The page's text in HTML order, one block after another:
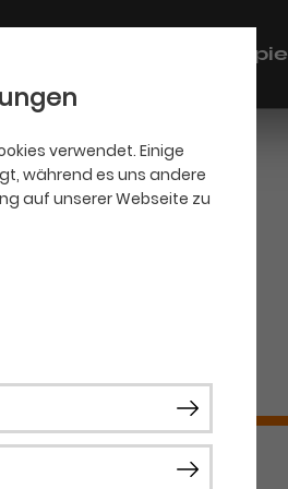
verwendet. Einige
während es uns andere
auf unserer Webseite zu
Schauspiel